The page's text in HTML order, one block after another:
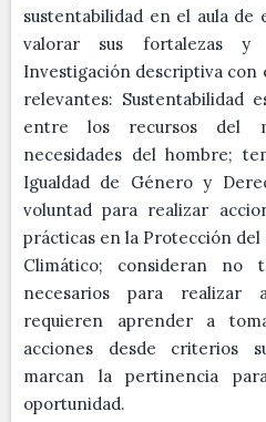
sustentabilidad en el aula de
valorar sus fortalezas y
Investigación descriptiva con
relevantes: Sustentabilidad
entre los recursos del
necesidades del hombre;
Igualdad de Género y
voluntad para realizar
prácticas en la Protección
Climático; consideran no
necesarios para realizar
requieren aprender a
acciones desde criterios
marcan la pertinencia
oportunidad.